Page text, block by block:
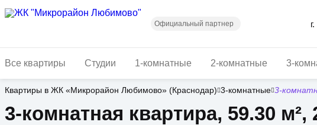
Официальный партнер
Все квартиры Студии 1-комнатные 2-комнатные 3-
Квартиры в ЖК «Микрорайон Любимово» (Краснодар) 3-комнатные 3-
3-комнатная квартира, 59.30 м²,